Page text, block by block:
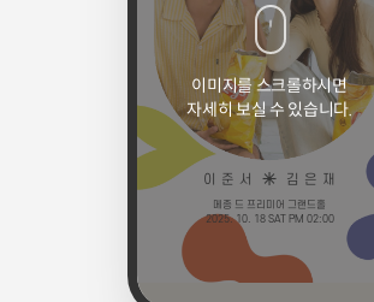
이미지를 스크롤하시면
자세히 보실 수 있습니다.